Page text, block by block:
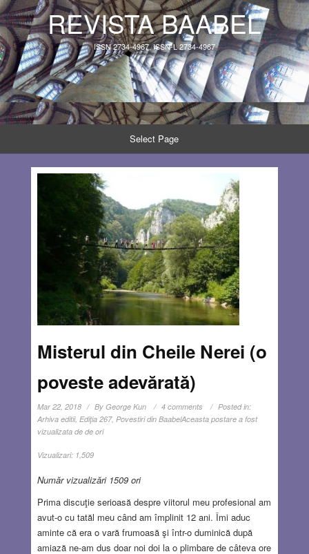
REVISTA BAABEL
ISSN 2734-4967, ISSN-L 2734-4967
Select Page
Misterul din Cheile Nerei (o
poveste adevărată)
Mar 22, 2018 By George Kun 4 comments
Posted in:
Arhiva editii, Ediţia 267, Povestiri din BaabelAceasta postare a fost
vizualizata de de ori
Vizualizari: 1,509
Număr vizualizări 1509 ori
Prima discuţie serioasă despre viitorul meu profesional am
avut-o cu tatăl meu când am împlinit 12 ani. Îmi aduc
aminte că era o vară frumoasă şi într-o duminică după
amiază ne-am dus doar noi doi la o plimbare de câteva ore